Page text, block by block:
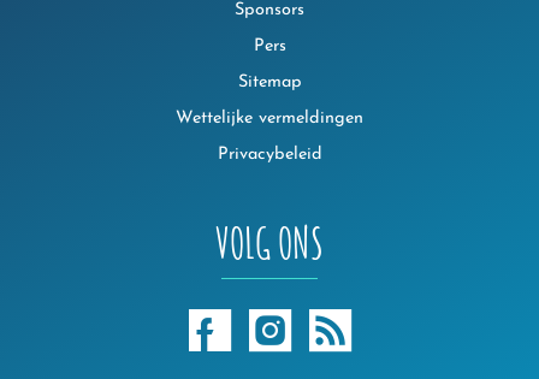
Sponsors
Pers
Sitemap
Wettelijke vermeldingen
Privacybeleid
VOLG ONS